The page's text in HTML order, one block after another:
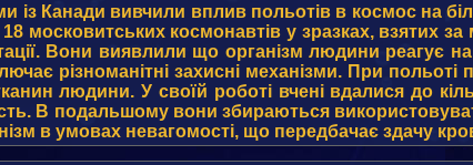
із Канади вивчили вплив польотів в космос на
18 московитських космонавтів у зразках, взятих
Вони виявлили що організм людини реагує
різноманітні захисні механізми. При польоті
людини. У своїй роботі вчені вдалися до
В подальшому вони збираються
в умовах невагомості, що передбачає здачу